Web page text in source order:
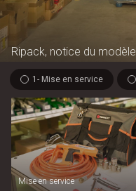
Ripack, notice du
1- Mise en service
Mise en service